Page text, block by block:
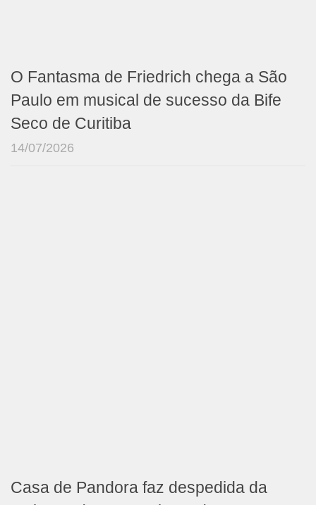
O Fantasma de Friedrich chega a São
Paulo em musical de sucesso da Bife
Seco de Curitiba
14/07/2026
Casa de Pandora faz despedida da